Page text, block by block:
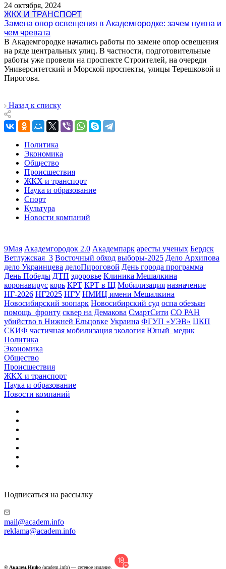
24 октября, 2024
ЖКХ И ТРАНСПОРТ
Замена опор освещения в Академгородке: зачем нужна и
чем чревата
В Академгородке начались работы по замене опор освещения
на ряде центральных улиц. В частности, подготовительные
работы уже провели на проспекте Строителей, на очереди
Университетский и Морской проспекты, улицы Терешковой и
Пирогова.
Назад к списку
Политика
Экономика
Общество
Происшествия
ЖКХ и транспорт
Наука и образование
Спорт
Культура
Новости компаний
9Мая Академгородок 2.0 Академпарк аресты ученых Бердск
Ветлужская_3 Восточный обход выборы-2025 Дело Архипова
дело Украинцева делоПироговой День города программа
День Победы ДТП здоровье Клиника Мешалкина
коронавирус корь КРТ КРТ в Щ Мобилизация назначение
НГ-2026 НГ2025 НГУ НМИЦ имени Мешалкина
Новосибирский зоопарк Новосибирский суд оспа обезьян
помощь_фронту сквер на Демакова СмартСити СО РАН
убийство в Нижней Ельцовке Украина ФГУП «УЭВ» ЦКП
СКИФ частичная мобилизация экология Юный_медик
Политика
Экономика
Общество
Происшествия
ЖКХ и транспорт
Наука и образование
Новости компаний
Подписаться на рассылку
mail@academ.info
reklama@academ.info
© Академ.Инфо (academ.info) — сетевое издание.